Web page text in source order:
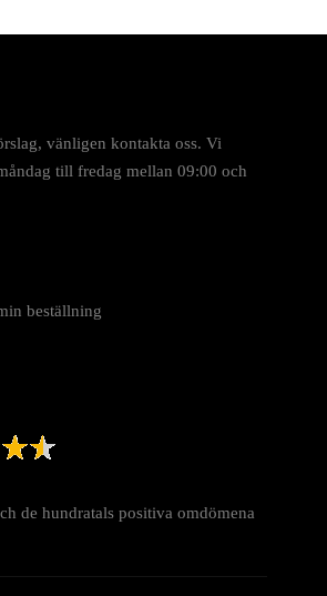
vänligen kontakta oss. Vi
till fredag mellan 09:00 och
beställning
de hundratals positiva omdömena